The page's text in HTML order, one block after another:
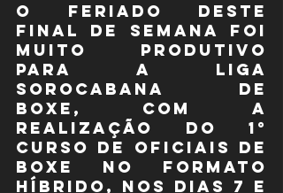
O feriado deste
final de semana foi
muito produtivo
para a Liga
Sorocabana de
Boxe, com a
realização do 1°
Curso de Oficiais de
Boxe no formato
híbrido, nos dias 7 e